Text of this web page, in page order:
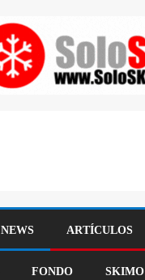
NEWS ARTÍCULOS
FONDO SKIMO